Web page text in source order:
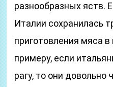
разнообразных яств.
Италии сохранилась
приготовления мяса
примеру, если
рагу, то они довольно